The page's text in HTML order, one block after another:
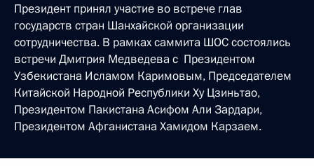
Президент принял участие во встрече глав
государств стран Шанхайской организации
сотрудничества. В рамках саммита ШОС состоялись
встречи Дмитрия Медведева с Президентом
Узбекистана Исламом Каримовым, Председателем
Китайской Народной Республики Ху Цзиньтао,
Президентом Пакистана Асифом Али Зардари,
Президентом Афганистана Хамидом Карзаем.